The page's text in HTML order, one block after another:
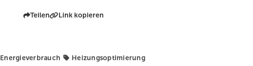
Teilen Link kopieren
Energieverbrauch Heizungsoptimierung